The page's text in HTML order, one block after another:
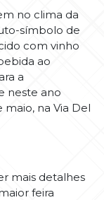
no clima da
símbolo de
com vinho
ao
a
neste ano
maio, na Via Del
mais detalhes
feira